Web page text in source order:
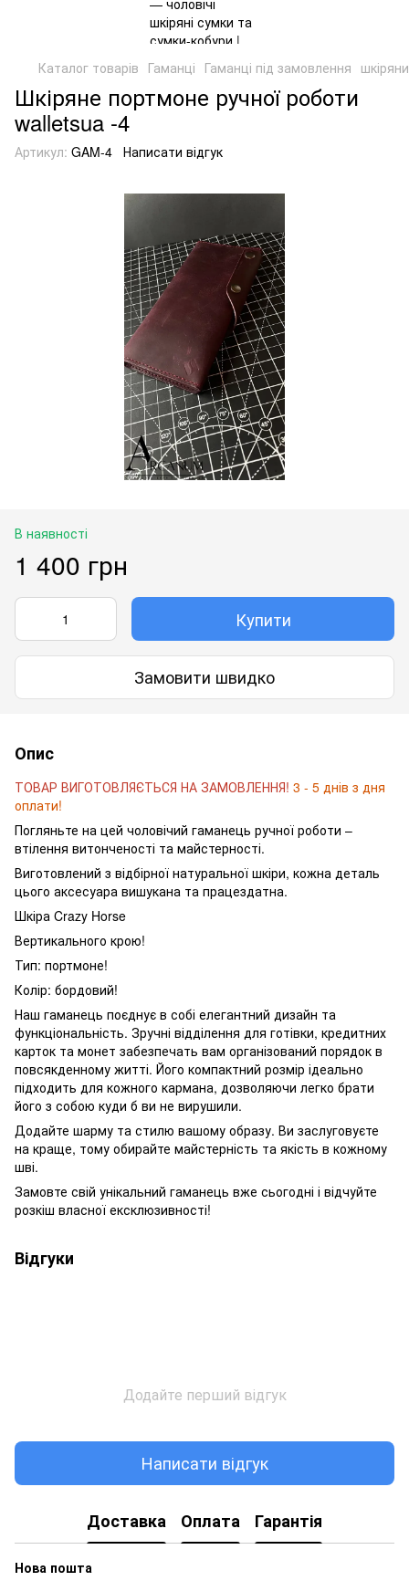
Каталог товарів Гаманці Гаманці під замовлення
Шкіряне портмоне ручної роботи
walletsua -4
Артикул: GAM-4 Написати відгук
В наявності
1 400 грн
Купити
Замовити швидко
Опис
ТОВАР ВИГОТОВЛЯЄТЬСЯ НА ЗАМОВЛЕННЯ! 3 - 5 днів з дня
оплати!
Погляньте на цей чоловічий гаманець ручної роботи –
втілення витонченості та майстерності.
Виготовлений з відбірної натуральної шкіри, кожна деталь
цього аксесуара вишукана та працездатна.
Шкіра Crazy Horse
Вертикального крою!
Тип: портмоне!
Колір: бордовий!
Наш гаманець поєднує в собі елегантний дизайн та
функціональність. Зручні відділення для готівки, кредитних
карток та монет забезпечать вам організований порядок в
повсякденному житті. Його компактний розмір ідеально
підходить для кожного кармана, дозволяючи легко брати
його з собою куди б ви не вирушили.
Додайте шарму та стилю вашому образу. Ви заслуговуєте
на краще, тому обирайте майстерність та якість в кожному
шві.
Замовте свій унікальний гаманець вже сьогодні і відчуйте
розкіш власної ексклюзивності!
Відгуки
Додайте перший відгук
Написати відгук
Доставка Оплата Гарантія
Нова пошта